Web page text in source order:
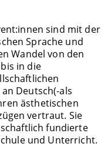
sind mit der
Sprache und
Wandel von den
in die
Deutsch(-als
ästhetischen
vertraut. Sie
fundierte
und Unterricht.